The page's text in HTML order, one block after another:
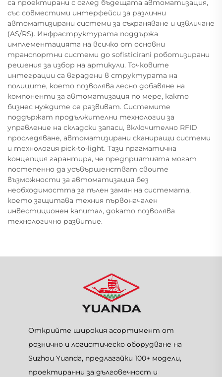
са проектирани с оглед бъдещата автоматизация,
със совместими интерфейси за различни
автоматизирани системи за съхраняване и извличане
(AS/RS). Инфраструктурата поддържа
имплементацията на всичко от основни
транспортни системи до sofisticirani роботизирани
решения за избор на артикули. Точковите
интеграции са вградени в структурата на
полиците, което позволява лесно добавяне на
компоненти за автоматизация по мере, както
бизнес нуждите се развиват. Системите
поддържат продължителни технологии за
управление на складски запаси, включително RFID
проследяване, автоматизирани сканиращи системи
и технология pick-to-light. Тази прагматична
концепция гарантира, че предприятията могат
постепенно да усъвършенстват своите
възможности за автоматизация без
необходимостта за пълен замян на системата,
което защитава техния първоначален
инвестиционен капитал, докато позволява
технологично развитие.
Открийте широкия асортимент от
рознично и логистическо оборудване на
Suzhou Yuanda, предлагайки 100+ модели,
проектиранни за дълговечност и